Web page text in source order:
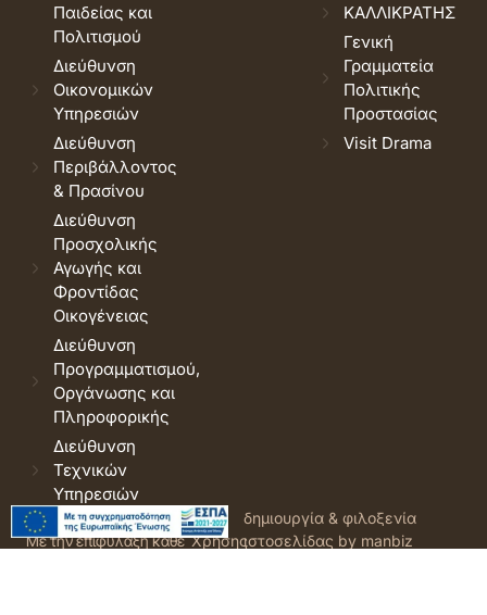
Παιδείας και
Πολιτισμού
Διεύθυνση
Οικονομικών
Υπηρεσιών
Διεύθυνση
Περιβάλλοντος
& Πρασίνου
Διεύθυνση
Προσχολικής
Αγωγής και
Φροντίδας
Οικογένειας
Διεύθυνση
Προγραμματισμού,
Οργάνωσης και
Πληροφορικής
Διεύθυνση
Τεχνικών
Υπηρεσιών
ΚΑΛΛΙΚΡΑΤΗΣ
Γενική
Γραμματεία
Πολιτικής
Προστασίας
Visit Drama
© 2026 Δήμος Δράμας.
Με την επιφύλαξη κάθε
Όροι
Χρήσης
δημιουργία & φιλοξενία
ιστοσελίδας by manbiz